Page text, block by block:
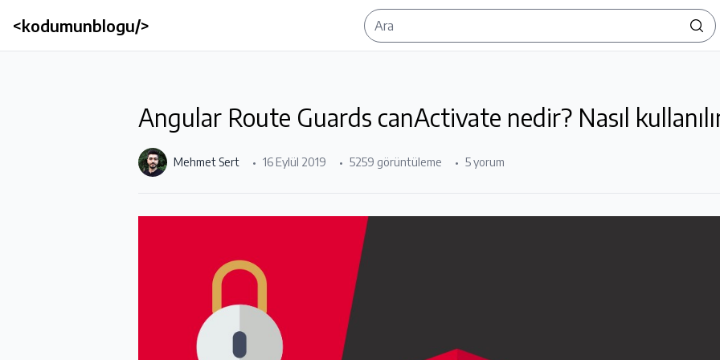
<kodumunblogu/>
Angular Route Guards canActivate nedir? Nasıl
Mehmet Sert 16 Eylül 2019 5259 görüntüleme 5 yorum